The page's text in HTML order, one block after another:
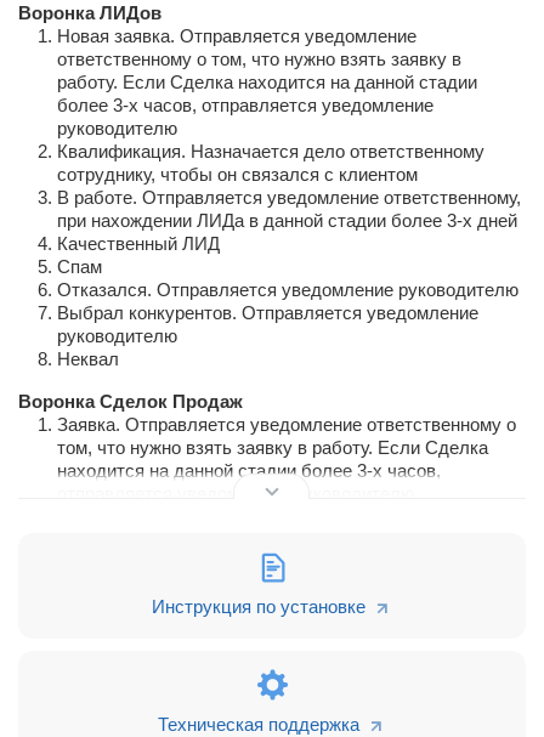
Воронка ЛИДов
Новая заявка. Отправляется уведомление
ответственному о том, что нужно взять заявку в
работу. Если Сделка находится на данной стадии
более 3-х часов, отправляется уведомление
руководителю
Квалификация. Назначается дело ответственному
сотруднику, чтобы он связался с клиентом
В работе. Отправляется уведомление ответственному,
при нахождении ЛИДа в данной стадии более 3-х дней
Качественный ЛИД
Спам
Отказался. Отправляется уведомление руководителю
Выбрал конкурентов. Отправляется уведомление
руководителю
Неквал
Воронка Сделок Продаж
Заявка. Отправляется уведомление ответственному о
том, что нужно взять заявку в работу. Если Сделка
находится на данной стадии более 3-х часов,
отправляется уведомление руководителю
замер, дата заполняется автоматически из поля "Дата
замера", которое менеджер заполняет в карточке
Сделки на этапе переговоров с клиентом
Монтаж. Планируется дело о необходимости
произвести монтаж, дата заполняется автоматически
из поля "Дата монтажа", которое менеджер заполняет в
Инструкция по установке
Техническая поддержка